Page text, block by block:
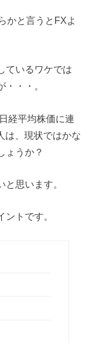
かと言うとFXよ
ているワケでは
・・。
経平均株価に連
は、現状ではかな
ょうか？
思います。
トです。